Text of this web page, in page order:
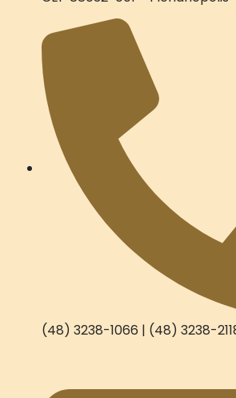
(48) 3238-1066 | (48) 3238-